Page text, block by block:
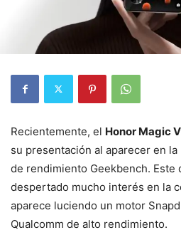
Recientemente, el Honor Magic
su presentación al aparecer en
de rendimiento Geekbench. Este
despertado mucho interés en la
aparece luciendo un motor
Qualcomm de alto rendimiento.